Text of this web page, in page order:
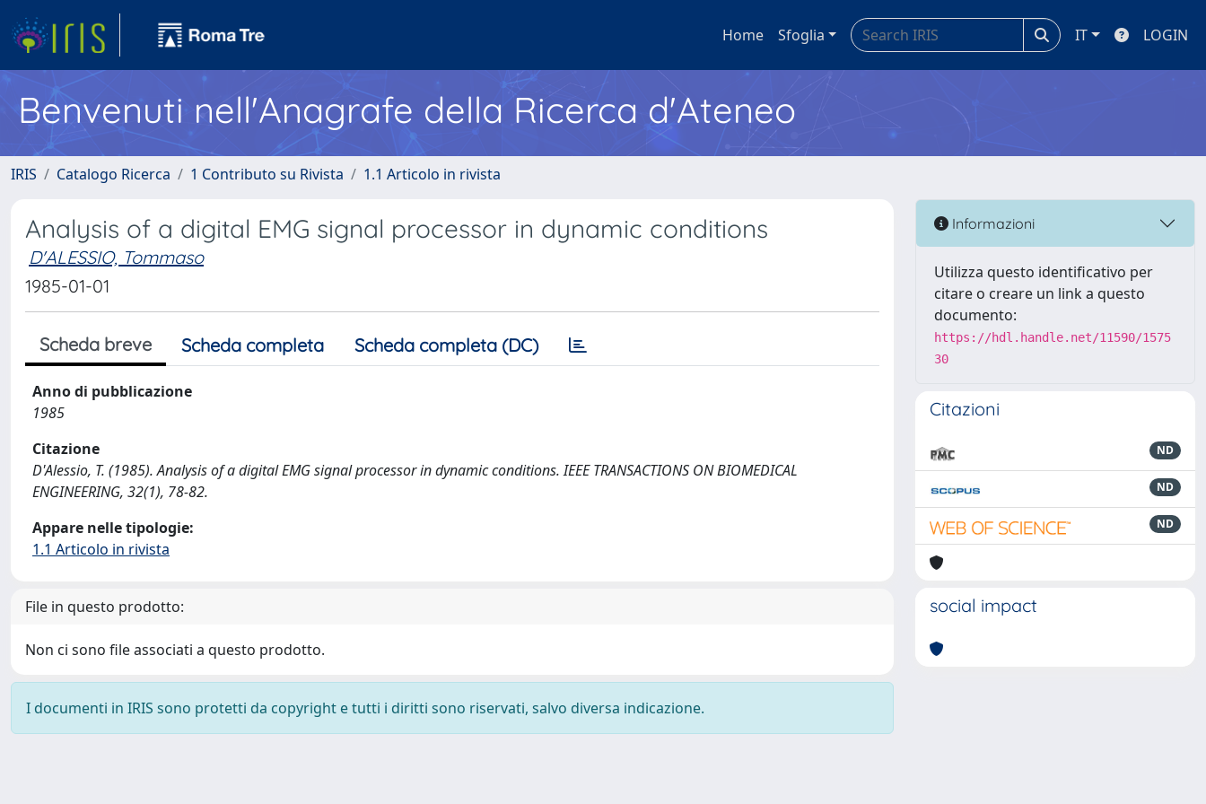
Home Sfoglia IT LOGIN
Benvenuti nell'Anagrafe della Ricerca d'Ateneo
IRIS Catalogo Ricerca 1 Contributo su Rivista 1.1 Articolo in rivista
Analysis of a digital EMG signal processor in dynamic conditions
D'ALESSIO, Tommaso
1985-01-01
Scheda breve Scheda completa Scheda completa (DC)
Anno di pubblicazione
1985
Citazione
D'Alessio, T. (1985). Analysis of a digital EMG signal processor in dynamic conditions. IEEE TRANSACTIONS ON BIOMEDICAL
ENGINEERING, 32(1), 78-82.
Appare nelle tipologie:
1.1 Articolo in rivista
File in questo prodotto:
Non ci sono file associati a questo prodotto.
I documenti in IRIS sono protetti da copyright e tutti i diritti sono riservati, salvo diversa indicazione.
Informazioni
Utilizza questo identificativo per
citare o creare un link a questo
documento:
https://hdl.handle.net/11590/1575
30
Citazioni
ND
ND
ND
social impact